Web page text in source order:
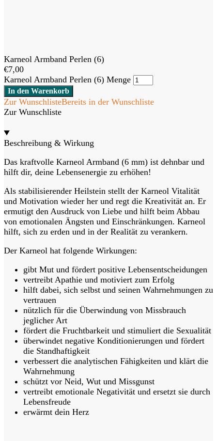
Karneol Armband Perlen (6)
€7,00
Karneol Armband Perlen (6) Menge
In den Warenkorb
Zur WunschlisteBereits in der Wunschliste
Zur Wunschliste
Beschreibung & Wirkung
Das kraftvolle Karneol Armband (6 mm) ist dehnbar und
hilft dir, deine Lebensenergie zu erhöhen!
Als stabilisierender Heilstein stellt der Karneol Vitalität
und Motivation wieder her und regt die Kreativität an. Er
ermutigt den Ausdruck von Liebe und hilft beim Abbau
von emotionalen Ängsten und Einschränkungen. Karneol
hilft, sich zu erden und in der Realität zu verankern.
Der Karneol hat folgende Wirkungen:
gibt Mut und fördert positive Lebensentscheidungen
vertreibt Apathie und motiviert zum Erfolg
hilft dabei, sich selbst und seinen Wahrnehmungen zu
vertrauen
nützlich für die Überwindung von Missbrauch
jeglicher Art
fördert die Fruchtbarkeit und stimuliert die Sexualität
überwindet negative Konditionierungen und fördert
die Standhaftigkeit
verbessert die analytischen Fähigkeiten und klärt die
Wahrnehmung
schützt vor Neid, Wut und Missgunst
vertreibt emotionale Negativität und ersetzt sie durch
Lebensfreude
erwärmt dein Herz